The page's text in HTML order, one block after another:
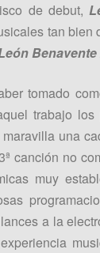
de debut,
tan
Benavente
tomado
trabajo
una
canción no
muy
a la